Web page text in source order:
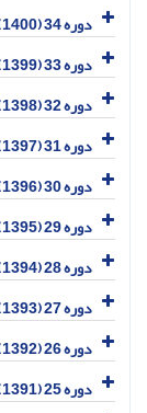
دوره 34 (1400)
دوره 33 (1399)
دوره 32 (1398)
دوره 31 (1397)
دوره 30 (1396)
دوره 29 (1395)
دوره 28 (1394)
دوره 27 (1393)
دوره 26 (1392)
دوره 25 (1391)